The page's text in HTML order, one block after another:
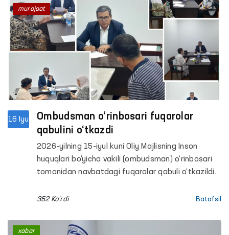
16 Iyu
Ombudsman o‘rinbosari fuqarolar
qabulini o‘tkazdi
2026-yilning 15-iyul kuni Oliy Majlisning Inson
huquqlari bo‘yicha vakili (ombudsman) o‘rinbosari
tomonidan navbatdagi fuqarolar qabuli o‘tkazildi.
352 Ko'rdi Batafsil
murojaat
xabar